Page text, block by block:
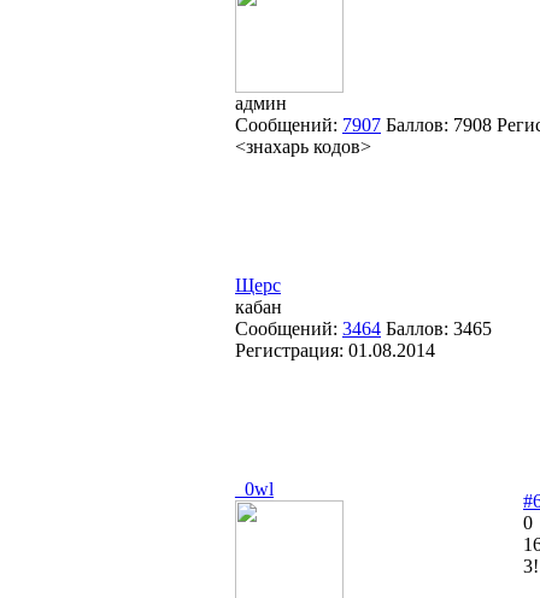
админ
Сообщений: 7907 Баллов: 7908
<знахарь кодов>
Щерс
кабан
Сообщений: 3464 Баллов: 3465
Регистрация: 01.08.2014
_0wl
0